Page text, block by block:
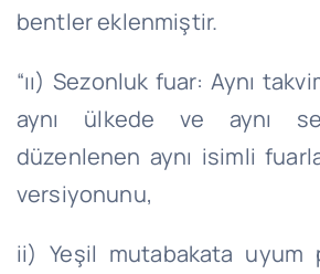
bentler eklenmiştir.
“ıı) Sezonluk fuar: Aynı
aynı ülkede ve aynı
düzenlenen aynı isimli
versiyonunu,
ii) Yeşil mutabakata uyum